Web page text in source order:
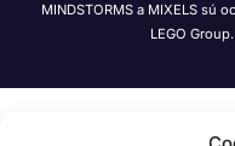
MINDSTORMS a MIXELS sú
LEGO